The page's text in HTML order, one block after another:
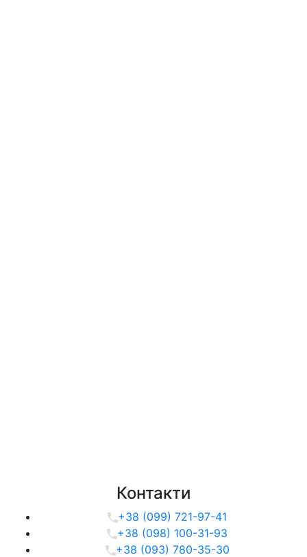
Контакти
+38 (099) 721-97-41
+38 (098) 100-31-93
+38 (093) 780-35-30